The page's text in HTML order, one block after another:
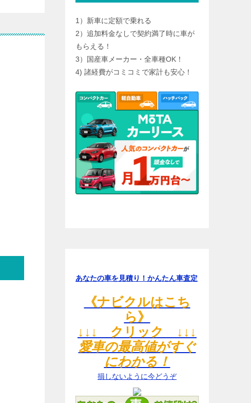
1）新車に定額で乗れる
2）追加料金なしで契約満了時に車が
もらえる！
3）国産車メーカー・全車種OK！
4) 諸経費がコミコミで家計も安心！
あなたの車を見積り！かんたん車査定
《ナビクルはこち
ら》
↓↓↓ クリック ↓↓↓
愛車の最高値がすぐ
にわかる！
損しないように今どうぞ